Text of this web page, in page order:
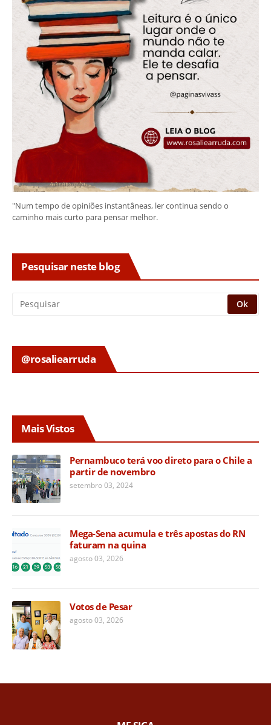
"Num tempo de opiniões instantâneas, ler continua sendo o
caminho mais curto para pensar melhor.
Pesquisar neste blog
@rosaliearruda
Mais Vistos
Pernambuco terá voo direto para o Chile a
partir de novembro
setembro 03, 2024
Mega-Sena acumula e três apostas do RN
faturam na quina
agosto 03, 2026
Votos de Pesar
agosto 03, 2026